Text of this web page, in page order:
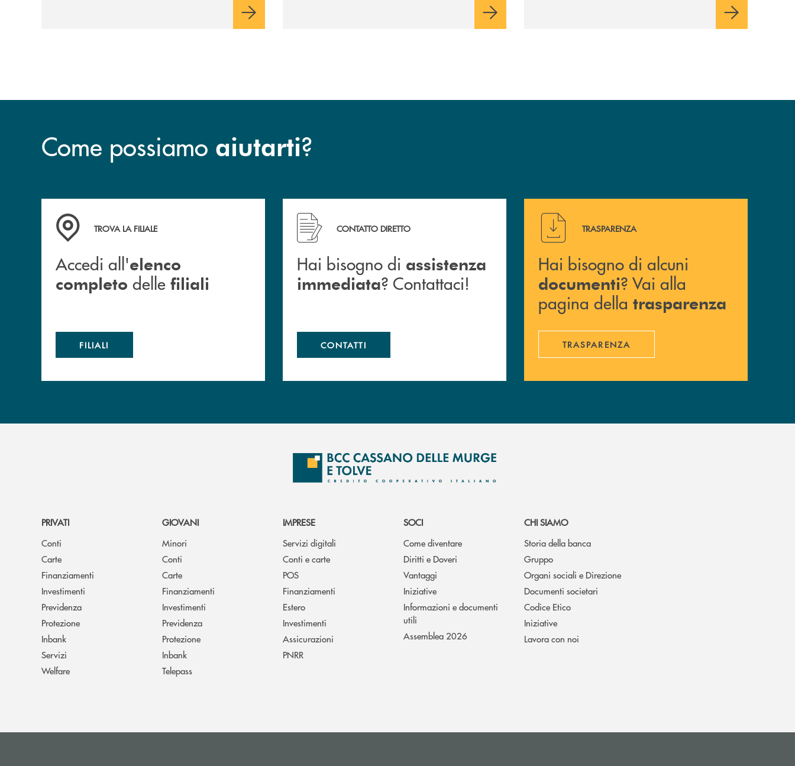
sulla condivisione di valori comuni e sulla
prossimità ai territori, per ampliare l’offerta
Come possiamo aiutarti?
Accedi all' elenco completo delle filiali
TROVA LA FILIALE
Accedi all'elenco
completo delle filiali
FILIALI
Hai bisogno di assistenza immediata ? Contattaci!
CONTATTO DIRETTO
Hai bisogno di assistenza
immediata? Contattaci!
CONTATTI
Hai bisogno di alcuni documenti ? Vai alla pagina della
TRASPARENZA
Hai bisogno di alcuni
documenti? Vai alla
pagina della trasparenza
TRASPARENZA
PRIVATI
Conti
Carte
Finanziamenti
Investimenti
Previdenza
Protezione
Inbank
Servizi
Welfare
GIOVANI
Minori
Conti
Carte
Finanziamenti
Investimenti
Previdenza
Protezione
Inbank
Telepass
IMPRESE
Servizi digitali
Conti e carte
POS
Finanziamenti
Estero
Investimenti
Assicurazioni
PNRR
SOCI
Come diventare
Diritti e Doveri
Vantaggi
Iniziative
Informazioni e documenti
utili
Assemblea 2026
CHI SIAMO
Storia della banca
Gruppo
Organi sociali e Direzione
Documenti societari
Codice Etico
Iniziative
Lavora con noi